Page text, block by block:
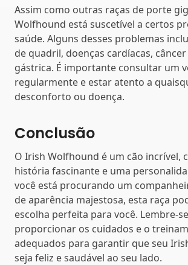
Assim como outras raças de porte
Wolfhound está suscetível a certos
saúde. Alguns desses problemas
de quadril, doenças cardíacas,
gástrica. É importante consultar um
regularmente e estar atento a
desconforto ou doença.
Conclusão
O Irish Wolfhound é um cão incrível,
história fascinante e uma
você está procurando um
de aparência majestosa, esta raça
escolha perfeita para você. Lembre-
proporcionar os cuidados e o
adequados para garantir que seu
seja feliz e saudável ao seu lado.